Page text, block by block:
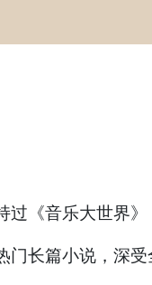
《音乐大世界
长篇小说，深受